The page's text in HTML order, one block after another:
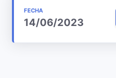
FECHA
14/06/2023